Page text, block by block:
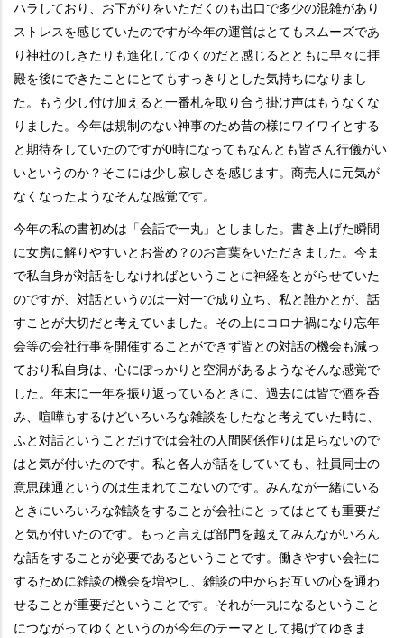
ハラしており、お下がりをいただくのも出口で多少の混雑があり
ストレスを感じていたのですが今年の運営はとてもスムーズであ
り神社のしきたりも進化してゆくのだと感じるとともに早々に拝
殿を後にできたことにとてもすっきりとした気持ちになりまし
た。もう少し付け加えると一番札を取り合う掛け声はもうなくな
りました。今年は規制のない神事のため昔の様にワイワイとする
と期待をしていたのですが0時になってもなんとも皆さん行儀がい
いというのか？そこには少し寂しさを感じます。商売人に元気が
なくなったようなそんな感覚です。
今年の私の書初めは「会話で一丸」としました。書き上げた瞬間
に女房に解りやすいとお誉め？のお言葉をいただきました。今ま
で私自身が対話をしなければということに神経をとがらせていた
のですが、対話というのは一対一で成り立ち、私と誰かとが、話
すことが大切だと考えていました。その上にコロナ禍になり忘年
会等の会社行事を開催することができず皆との対話の機会も減っ
ており私自身は、心にぽっかりと空洞があるようなそんな感覚で
した。年末に一年を振り返っているときに、過去には皆で酒を呑
み、喧嘩もするけどいろいろな雑談をしたなと考えていた時に、
ふと対話ということだけでは会社の人間関係作りは足らないので
はと気が付いたのです。私と各人が話をしていても、社員同士の
意思疎通というのは生まれてこないのです。みんなが一緒にいる
ときにいろいろな雑談をすることが会社にとってはとても重要だ
と気が付いたのです。もっと言えば部門を越えてみんながいろん
な話をすることが必要であるということです。働きやすい会社に
するために雑談の機会を増やし、雑談の中からお互いの心を通わ
せることが重要だということです。それが一丸になるということ
につながってゆくというのが今年のテーマとして掲げてゆきま